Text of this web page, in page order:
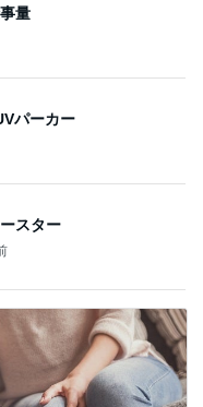
量
パーカー
スター